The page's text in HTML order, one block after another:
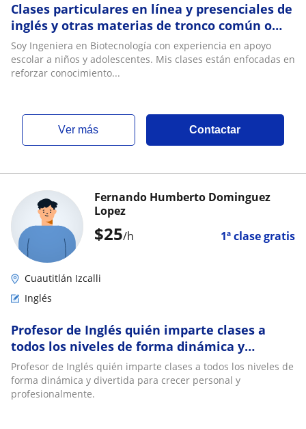
Clases particulares en línea y presenciales de
inglés y otras materias de tronco común o
ingeniería
Soy Ingeniera en Biotecnología con experiencia en apoyo
escolar a niños y adolescentes. Mis clases están enfocadas en
reforzar conocimiento...
ver más Contactar
$25/h 1ª clase gratis
Fernando Humberto Dominguez
Lopez
Cuautitlán Izcalli
Inglés
Profesor de Inglés quién imparte clases a
todos los niveles de forma dinámica y
divertida para crecer personal y
profesionalmente
Profesor de Inglés quién imparte clases a todos los niveles de
forma dinámica y divertida para crecer personal y
profesionalmente.